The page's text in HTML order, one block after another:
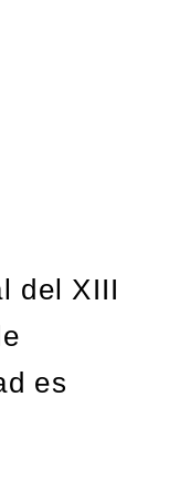
del XIII
es